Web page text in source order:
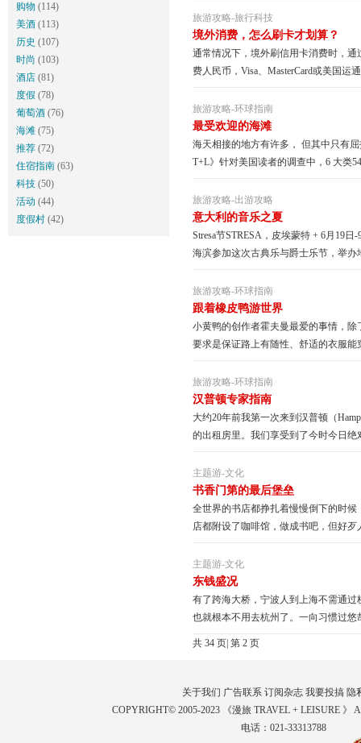
购物 (114)
美酒 (113)
历史 (107)
时尚 (103)
酒店 (81)
度假 (78)
葡萄酒 (76)
海滩 (75)
推荐 (72)
住宿指南 (63)
科技 (50)
活动 (44)
度假村 (42)
旅游攻略-旅行科技
境外消费，怎么刷卡才划算？
通常情况下，境外刷信用卡消费时，
费人民币，Visa、MasterCard或美国运
旅游攻略-环球指南
最受欢迎的海滩
海天相接的地方有许多， 但其中只有
T+L》针对美国读者的调查中，6 大类
旅游攻略-出游攻略
意大利的音乐之夏
Stresa节STRESA，皮埃蒙特 + 6月19
海滨参加这次古典乐与爵士乐节，举
旅游攻略-环球指南
跟着橡皮鸭游世界
小黄鸭的创作者霍夫曼最爱的事情，
要求是保证路上有随性、舒适的衣服
旅游攻略-环球指南
汉普顿专家指南
大约20年前我第一次来到汉普顿（
的出租房里。我们享受到了今时今日
主题游-文化
书香门第的最后堡垒
全世界的书店都挣扎着慢慢倒下的时
店都附设了咖啡馆，做成书吧，但好
主题游-文化
东钱盛况
有了跨海大桥，宁波人到上海不需通
也就根本不用去杭州了。一向习惯过
共 34 页| 第 2 页
关于我们 广告联系 订阅杂志 我要投搞 隐
COPYRIGHT© 2005-2023 《漫旅 TRAVEL + LEISURE 》
电话：021-33313788